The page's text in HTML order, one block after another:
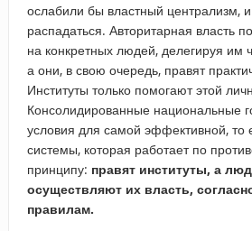
ослабили бы властный централизм,
распадаться. Авторитарная власть
на конкретных людей, делегируя им
а они, в свою очередь, правят
Институты только помогают этой
Консолидированные национальные
условия для самой эффективной, то
системы, которая работает по
принципу: правят институты, а
осуществляют их власть,
правилам.